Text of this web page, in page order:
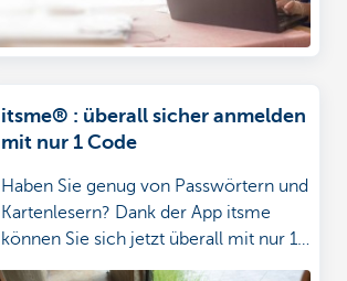
itsme® : überall sicher anmelden
mit nur 1 Code
Haben Sie genug von Passwörtern und
Kartenlesern? Dank der App itsme
können Sie sich jetzt überall mit nur 1
Code sicher anmelden. Hier